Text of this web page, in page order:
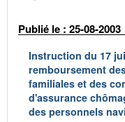
Publié le : 25-08-2003
Instruction du 17
remboursement
familiales et des
d'assurance
des personnels